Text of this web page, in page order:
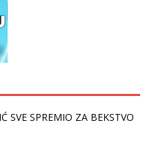
SVE SPREMIO ZA BEKSTVO